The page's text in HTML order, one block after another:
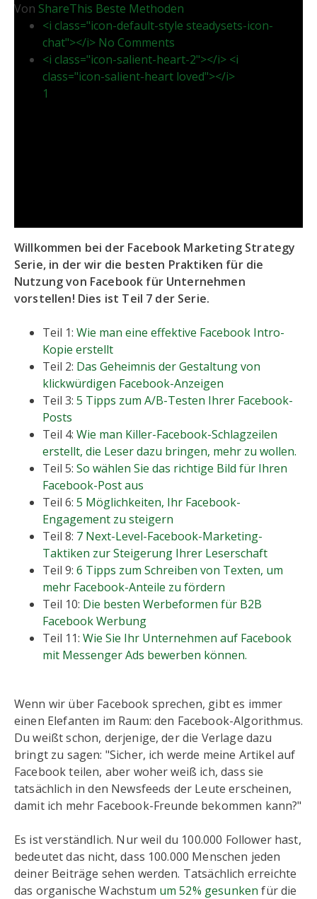
Von ShareThis Beste Methoden
<i class="icon-default-style steadysets-icon-
chat"></i> No Comments
<i class="icon-salient-heart-2"></i> <i
class="icon-salient-heart loved"></i>
1
Willkommen bei der Facebook Marketing Strategy
Serie, in der wir die besten Praktiken für die
Nutzung von Facebook für Unternehmen
vorstellen! Dies ist Teil 7 der Serie.
Teil 1: Wie man eine effektive Facebook Intro-
Kopie erstellt
Teil 2: Das Geheimnis der Gestaltung von
klickwürdigen Facebook-Anzeigen
Teil 3: 5 Tipps zum A/B-Testen Ihrer Facebook-
Posts
Teil 4: Wie man Killer-Facebook-Schlagzeilen
erstellt, die Leser dazu bringen, mehr zu wollen.
Teil 5: So wählen Sie das richtige Bild für Ihren
Facebook-Post aus
Teil 6: 5 Möglichkeiten, Ihr Facebook-
Engagement zu steigern
Teil 8: 7 Next-Level-Facebook-Marketing-
Taktiken zur Steigerung Ihrer Leserschaft
Teil 9: 6 Tipps zum Schreiben von Texten, um
mehr Facebook-Anteile zu fördern
Teil 10: Die besten Werbeformen für B2B
Facebook Werbung
Teil 11: Wie Sie Ihr Unternehmen auf Facebook
mit Messenger Ads bewerben können.
Wenn wir über Facebook sprechen, gibt es immer
einen Elefanten im Raum: den Facebook-Algorithmus.
Du weißt schon, derjenige, der die Verlage dazu
bringt zu sagen: "Sicher, ich werde meine Artikel auf
Facebook teilen, aber woher weiß ich, dass sie
tatsächlich in den Newsfeeds der Leute erscheinen,
damit ich mehr Facebook-Freunde bekommen kann?"
Es ist verständlich. Nur weil du 100.000 Follower hast,
bedeutet das nicht, dass 100.000 Menschen jeden
deiner Beiträge sehen werden. Tatsächlich erreichte
das organische Wachstum um 52% gesunken für die